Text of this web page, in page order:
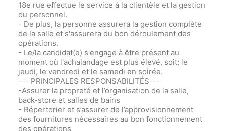
18e rue effectue le service à la clientèle et la gestion
du personnel.
- De plus, la personne assurera la gestion complète
de la salle et s'assurera du bon déroulement des
opérations.
- Le/la candidat(e) s'engage à être présent au
moment où l'achalandage est plus élevé, soit; le
jeudi, le vendredi et le samedi en soirée.
--- PRINCIPALES RESPONSABILITÉS---
-Assurer la propreté et l’organisation de la salle,
back-store et salles de bains
- Répertorier et s’assurer de l’approvisionnement
des fournitures nécessaires au bon fonctionnement
des opérations